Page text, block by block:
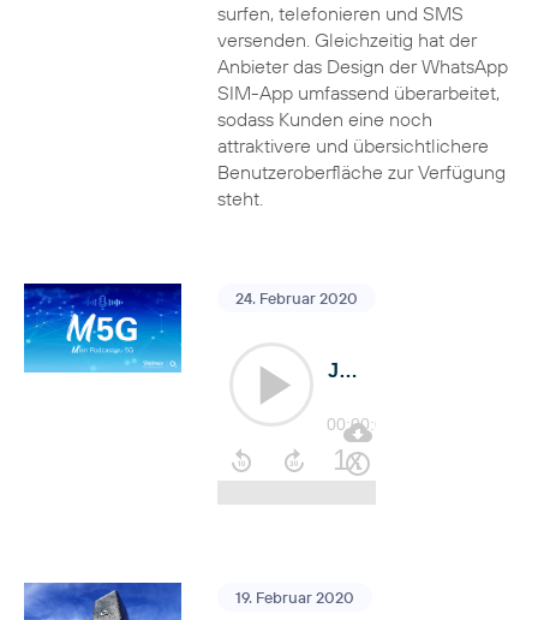
surfen, telefonieren und SMS
versenden. Gleichzeitig hat der
Anbieter das Design der WhatsApp
SIM-App umfassend überarbeitet,
sodass Kunden eine noch
attraktivere und übersichtlichere
Benutzeroberfläche zur Verfügung
steht.
24. Februar 2020
19. Februar 2020